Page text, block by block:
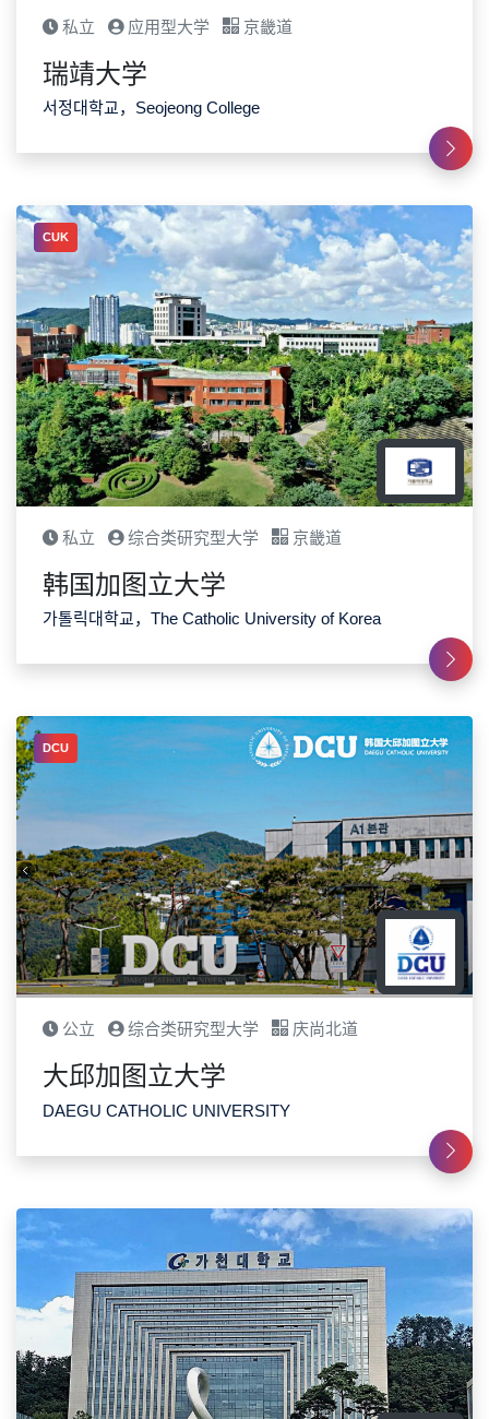
私立 应用型大学 京畿道
瑞靖大学
서정대학교，Seojeong College
CUK
私立 综合类研究型大学 京畿道
韩国加图立大学
가톨릭대학교，The Catholic University of Korea
DCU
公立 综合类研究型大学 庆尚北道
大邱加图立大学
DAEGU CATHOLIC UNIVERSITY